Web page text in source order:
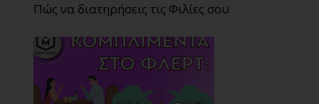
Πώς να διατηρήσεις τις Φιλίες σου